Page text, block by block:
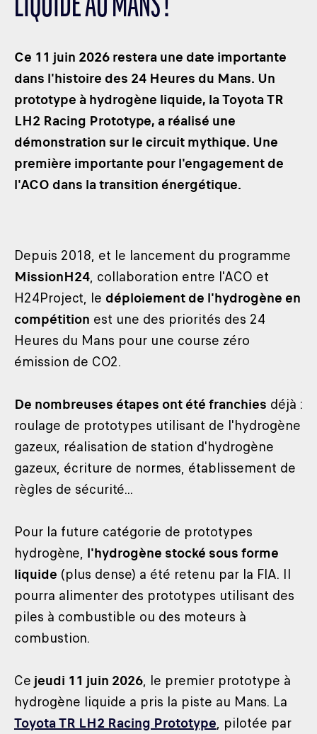
LES CATÉGORIES
HOSPITALITÉS
DÉVELOPPEMENT DURABLE
SEA BY DHL
PARTENAIRES
NEWSLETTER
LIQUIDE AU MANS !
Ce 11 juin 2026 restera une date importante
dans l'histoire des 24 Heures du Mans. Un
prototype à hydrogène liquide, la Toyota TR
LH2 Racing Prototype, a réalisé une
démonstration sur le circuit mythique. Une
première importante pour l'engagement de
l'ACO dans la transition énergétique.
Depuis 2018, et le lancement du programme
MissionH24, collaboration entre l'ACO et
H24Project, le déploiement de l'hydrogène en
compétition est une des priorités des 24
Heures du Mans pour une course zéro
émission de CO2.
De nombreuses étapes ont été franchies déjà :
roulage de prototypes utilisant de l'hydrogène
gazeux, réalisation de station d'hydrogène
gazeux, écriture de normes, établissement de
règles de sécurité...
Pour la future catégorie de prototypes
hydrogène, l'hydrogène stocké sous forme
liquide (plus dense) a été retenu par la FIA. Il
pourra alimenter des prototypes utilisant des
piles à combustible ou des moteurs à
combustion.
Ce jeudi 11 juin 2026, le premier prototype à
hydrogène liquide a pris la piste au Mans. La
Toyota TR LH2 Racing Prototype, pilotée par